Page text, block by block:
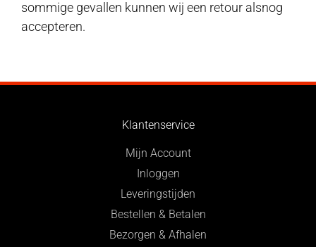
sommige gevallen kunnen wij een retour alsnog
accepteren.
Klantenservice
Mijn Account
Inloggen
Leveringstijden
Bestellen & Betalen
Bezorgen & Afhalen